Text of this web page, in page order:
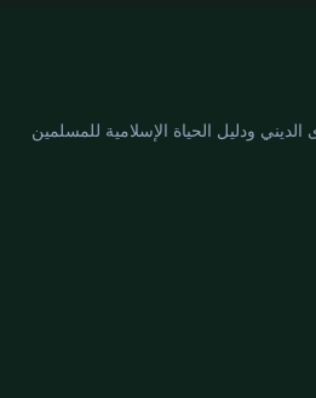
ودليل الحياة الإسلامية للمسلمين